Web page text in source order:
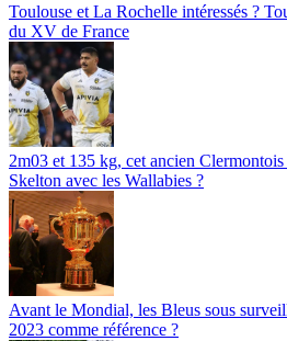
Toulouse et La Rochelle intéressés ?
du XV de France
2m03 et 135 kg, cet ancien
Skelton avec les Wallabies ?
Avant le Mondial, les Bleus sous
2023 comme référence ?